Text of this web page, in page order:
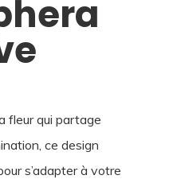
fleur qui partage
ce design
s’adapter à votre